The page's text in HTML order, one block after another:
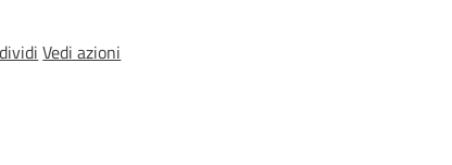
Vedi azioni